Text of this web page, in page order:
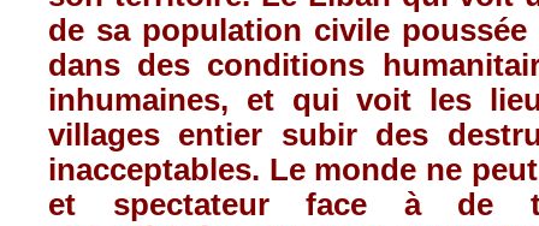
de sa population civile poussée
dans des conditions
inhumaines, et qui voit les
villages entier subir des
inacceptables. Le monde ne
et spectateur face à de